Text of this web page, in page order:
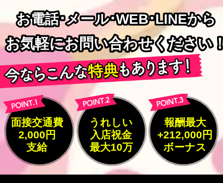
お電話･メール･WEB･LINEから
お電話･メール･WEB･LINEから
お気軽にお問い合わせください
お気軽にお問い合わせください
面接交通費
2,000円
支給
うれしい
入店祝金
最大10万
報酬最大
+212,000円
ボーナス